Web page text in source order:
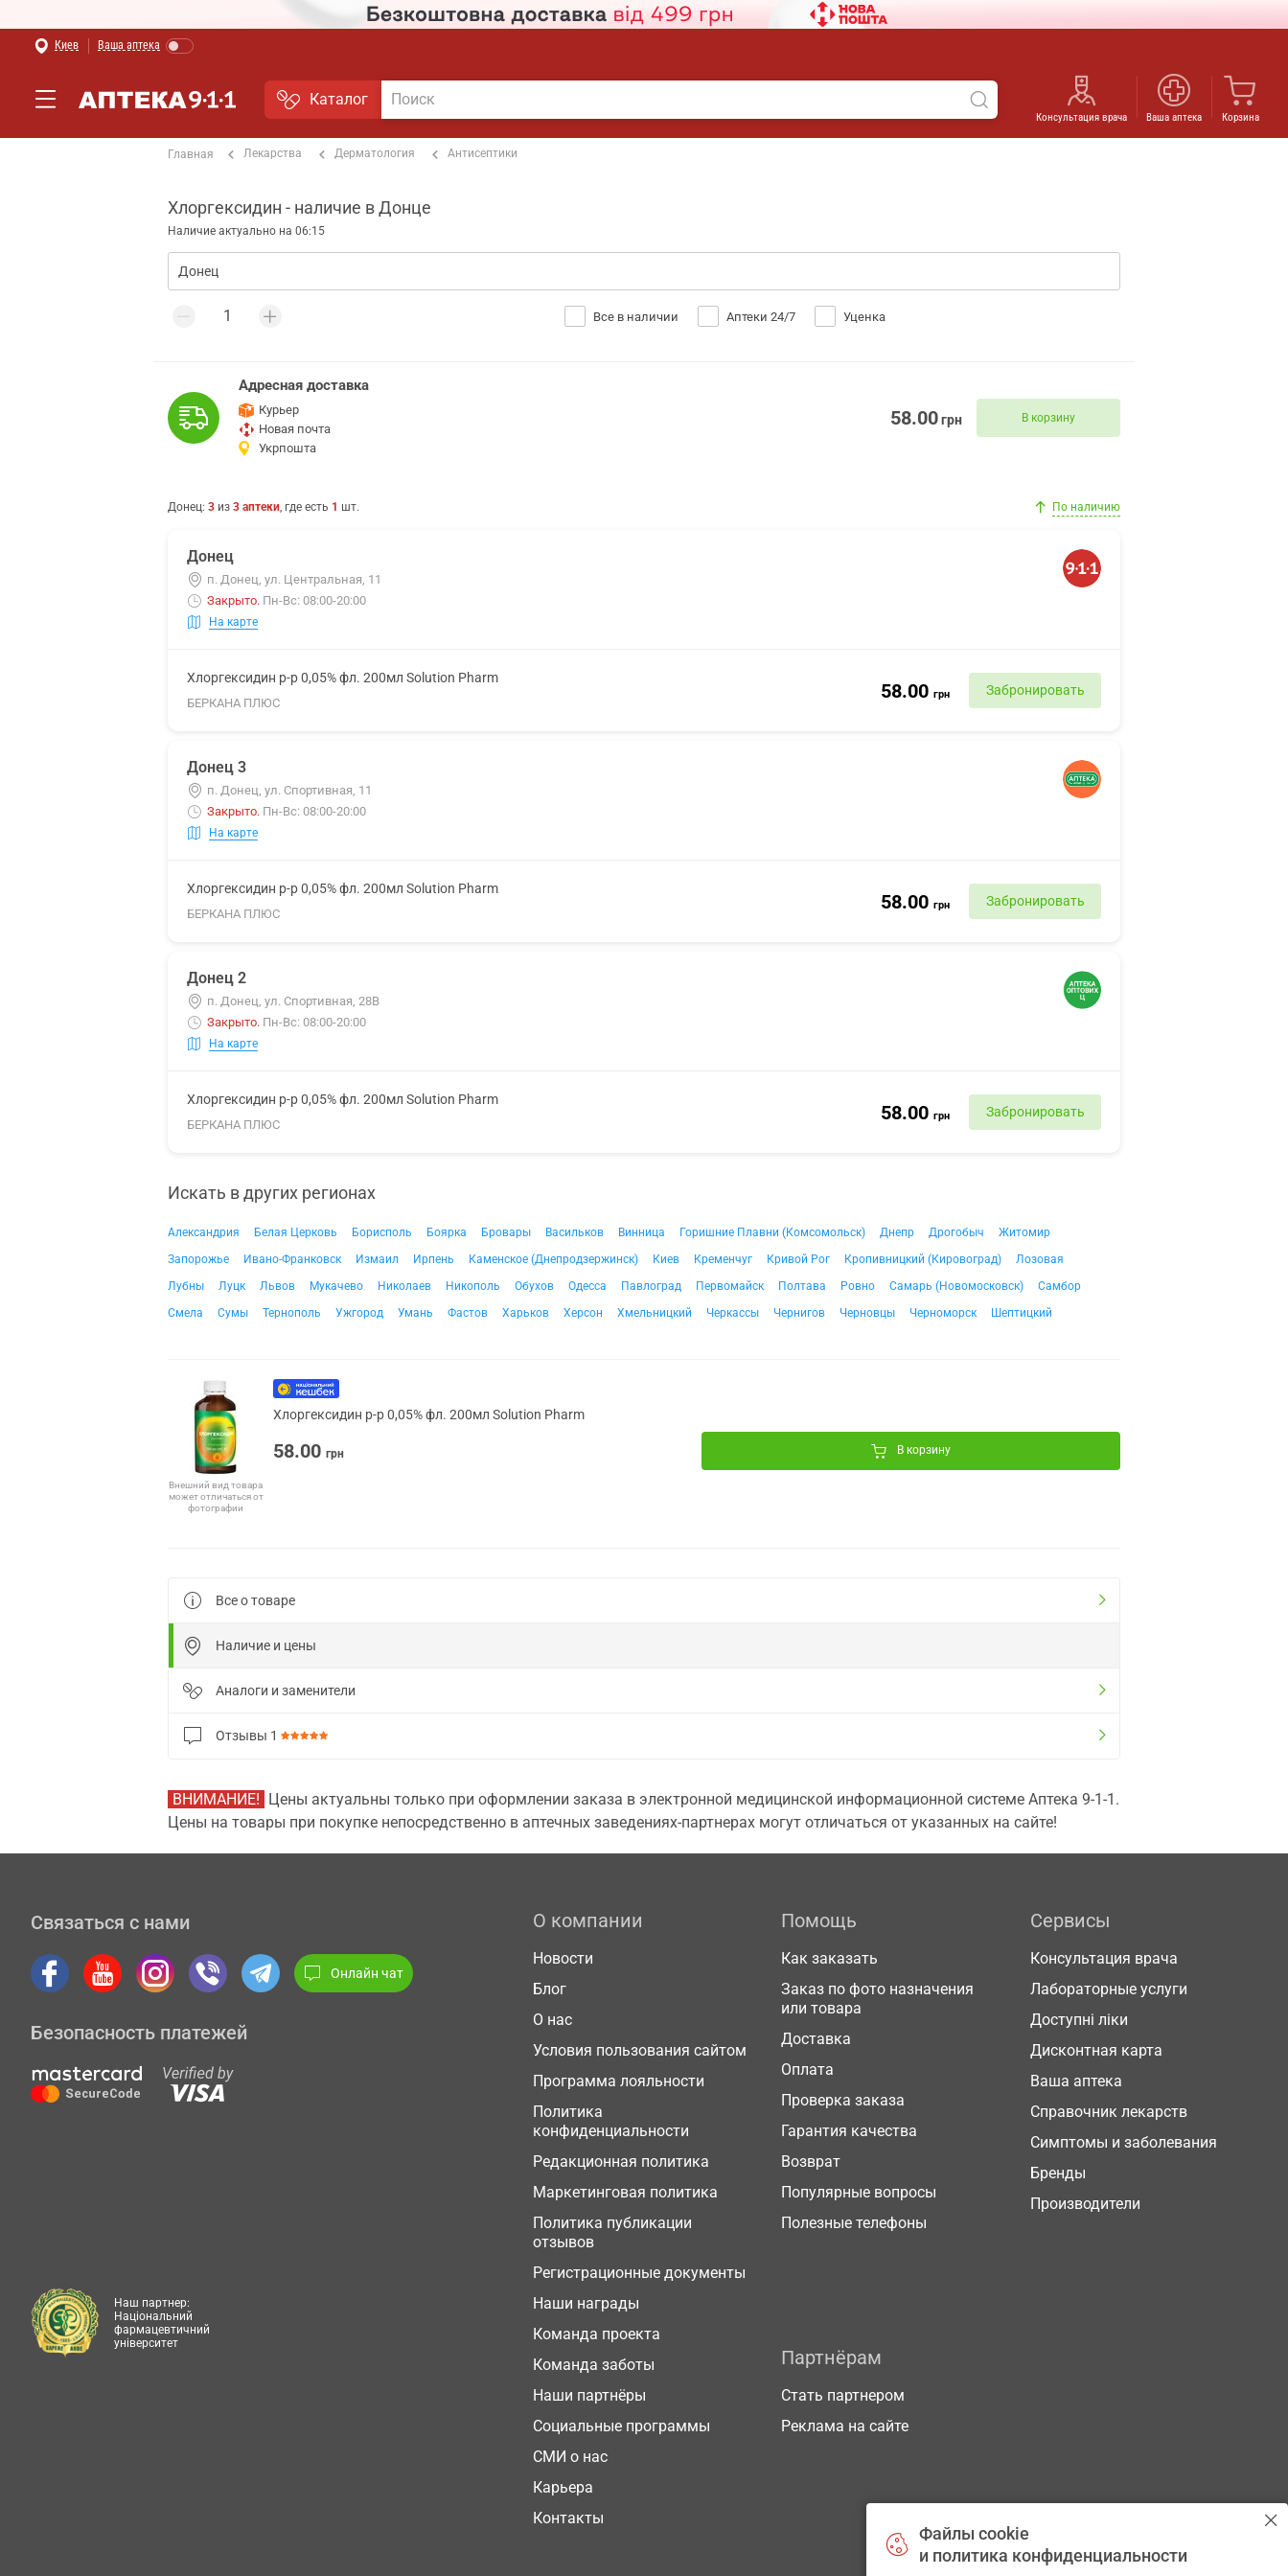
Киев Ваша аптека
Каталог
Консультация врача Ваша аптека Корзина
Главная Лекарства Дерматология Антисептики
Хлоргексидин - наличие в Донце
Наличие актуально на 06:15
Все в наличии Аптеки 24/7 Уценка
Адресная доставка
Курьер
Новая почта
Укрпошта
58.00грн В корзину
Донец: 3 из 3 аптеки, где есть 1 шт. По наличию
Донец
п. Донец, ул. Центральная, 11
Закрыто. Пн-Вс: 08:00-20:00
На карте
Хлоргексидин р-р 0,05% фл. 200мл Solution Pharm
БЕРКАНА ПЛЮС
58.00 грн Забронировать
Донец 3
п. Донец, ул. Спортивная, 11
Закрыто. Пн-Вс: 08:00-20:00
На карте
Хлоргексидин р-р 0,05% фл. 200мл Solution Pharm
БЕРКАНА ПЛЮС
58.00 грн Забронировать
Донец 2
п. Донец, ул. Спортивная, 28В
Закрыто. Пн-Вс: 08:00-20:00
На карте
Хлоргексидин р-р 0,05% фл. 200мл Solution Pharm
БЕРКАНА ПЛЮС
58.00 грн Забронировать
Искать в других регионах
Александрия Белая Церковь Борисполь Боярка Бровары Васильков Винница Горишние Плавни (Комсомольск) Днепр Дрогобыч
Житомир
Запорожье
Ивано-Франковск Измаил Ирпень Каменское (Днепродзержинск) Киев Кременчуг Кривой Рог Кропивницкий (Кировоград)
Лозовая
Лубны
Луцк Львов Мукачево Николаев Никополь Обухов Одесса Павлоград Первомайск Полтава Ровно Самарь (Новомосковск)
Самбор
Смела
Сумы Тернополь Ужгород Умань Фастов Харьков Херсон Хмельницкий Черкассы Чернигов Черновцы Черноморск Шептицкий
Внешний вид товара
может отличаться от
фотографии
Хлоргексидин р-р 0,05% фл. 200мл Solution Pharm
58.00 грн В корзину
Все о товаре
Наличие и цены
Аналоги и заменители
Отзывы 1
ВНИМАНИЕ! Цены актуальны только при оформлении заказа в электронной медицинской информационной системе Аптека 9-1-1.
Цены на товары при покупке непосредственно в аптечных заведениях-партнерах могут отличаться от указанных на сайте!
Связаться с нами
Онлайн чат
Безопасность платежей
О компании
Новости
Блог
О нас
Условия пользования сайтом
Программа лояльности
Политика
конфиденциальности
Редакционная политика
Маркетинговая политика
Политика публикации
отзывов
Регистрационные документы
Наши награды
Команда проекта
Команда заботы
Наши партнёры
Социальные программы
СМИ о нас
Карьера
Контакты
Помощь
Как заказать
Заказ по фото назначения
или товара
Доставка
Оплата
Проверка заказа
Гарантия качества
Возврат
Популярные вопросы
Полезные телефоны
Сервисы
Консультация врача
Лабораторные услуги
Доступні ліки
Дисконтная карта
Ваша аптека
Справочник лекарств
Симптомы и заболевания
Бренды
Производители
Партнёрам
Стать партнером
Реклама на сайте
Наш партнер:
Національний
фармацевтичний
університет
Файлы cookie
и политика конфиденциальности